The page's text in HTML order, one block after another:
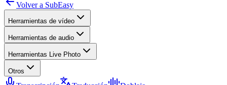
Volver a SubEasy
Herramientas de vídeo
Herramientas de audio
Herramientas Live Photo
Otros